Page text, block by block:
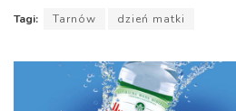
Tagi: Tarnów dzień matki